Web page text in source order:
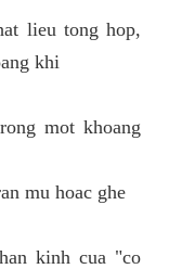
lieu tong hop,
khi
mot khoang
mu hoac ghe
kinh cua "co